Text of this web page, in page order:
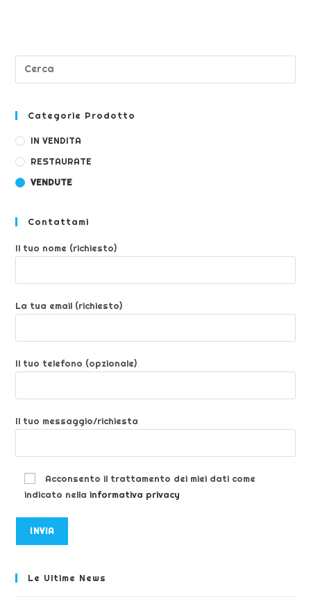
Categorie Prodotto
IN VENDITA
RESTAURATE
VENDUTE
Contattami
Il tuo nome (richiesto)
La tua email (richiesto)
Il tuo telefono (opzionale)
Il tuo messaggio/richiesta
Acconsento il trattamento dei miei dati come
indicato nellainformativa privacy
Le Ultime News